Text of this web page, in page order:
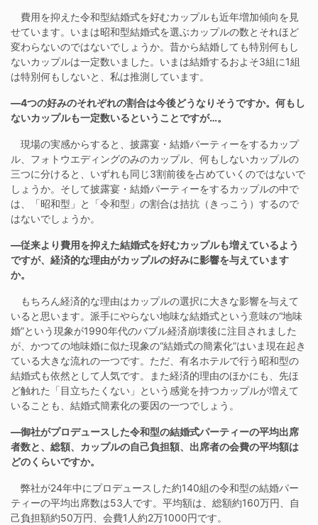
費用を抑えた令和型結婚式を好むカップルも近年増加傾向を見
せています。いまは昭和型結婚式を選ぶカップルの数とそれほど
変わらないのではないでしょうか。昔から結婚しても特別何もし
ないカップルは一定数いました。いまは結婚するおよそ3組に1組
は特別何もしないと、私は推測しています。
―4つの好みのそれぞれの割合は今後どうなりそうですか。何もし
ないカップルも一定数いるということですが…。
現場の実感からすると、披露宴・結婚パーティーをするカップ
ル、フォトウエディングのみのカップル、何もしないカップルの
三つに分けると、いずれも同じ3割前後を占めていくのではないで
しょうか。そして披露宴・結婚パーティーをするカップルの中で
は、「昭和型」と「令和型」の割合は拮抗（きっこう）するので
はないでしょうか。
―従来より費用を抑えた結婚式を好むカップルも増えているよう
ですが、経済的な理由がカップルの好みに影響を与えています
か。
もちろん経済的な理由はカップルの選択に大きな影響を与えて
いると思います。派手にやらない地味な結婚式という意味の“地味
婚”という現象が1990年代のバブル経済崩壊後に注目されました
が、かつての地味婚に似た現象の“結婚式の簡素化”はいま現在起き
ている大きな流れの一つです。ただ、有名ホテルで行う昭和型の
結婚式も依然として人気です。また経済的理由のほかにも、先ほ
ど触れた「目立ちたくない」という感覚を持つカップルが増えて
いることも、結婚式簡素化の要因の一つでしょう。
―御社がプロデュースした令和型の結婚式パーティーの平均出席
者数と、総額、カップルの自己負担額、出席者の会費の平均額は
どのくらいですか。
弊社が24年中にプロデュースした約140組の令和型の結婚パー
ティーの平均出席数は53人です。平均額は、総額約160万円、自
己負担額約50万円、会費1人約2万1000円です。